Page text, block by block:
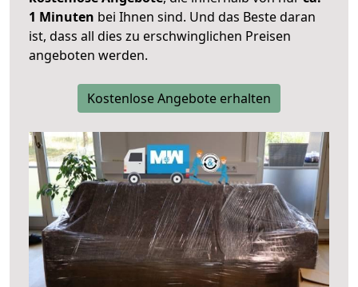
1 Minuten bei Ihnen sind. Und das Beste daran
ist, dass all dies zu erschwinglichen Preisen
angeboten werden.
Kostenlose Angebote erhalten